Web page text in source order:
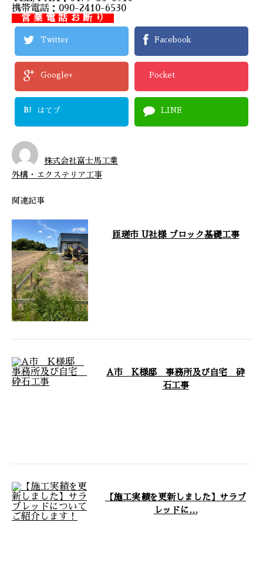
携帯電話：090-2410-6530
営 業 電 話 お 断 り
Twitter Facebook
Google+ Pocket
B! はてブ LINE
株式会社富士馬工業
外構・エクステリア工事
関連記事
匝瑳市 U社様 ブロック基礎工事
A市 K様邸 事務所及び自宅 砕
石工事
【施工実績を更新しました】サラブ
レッドに…